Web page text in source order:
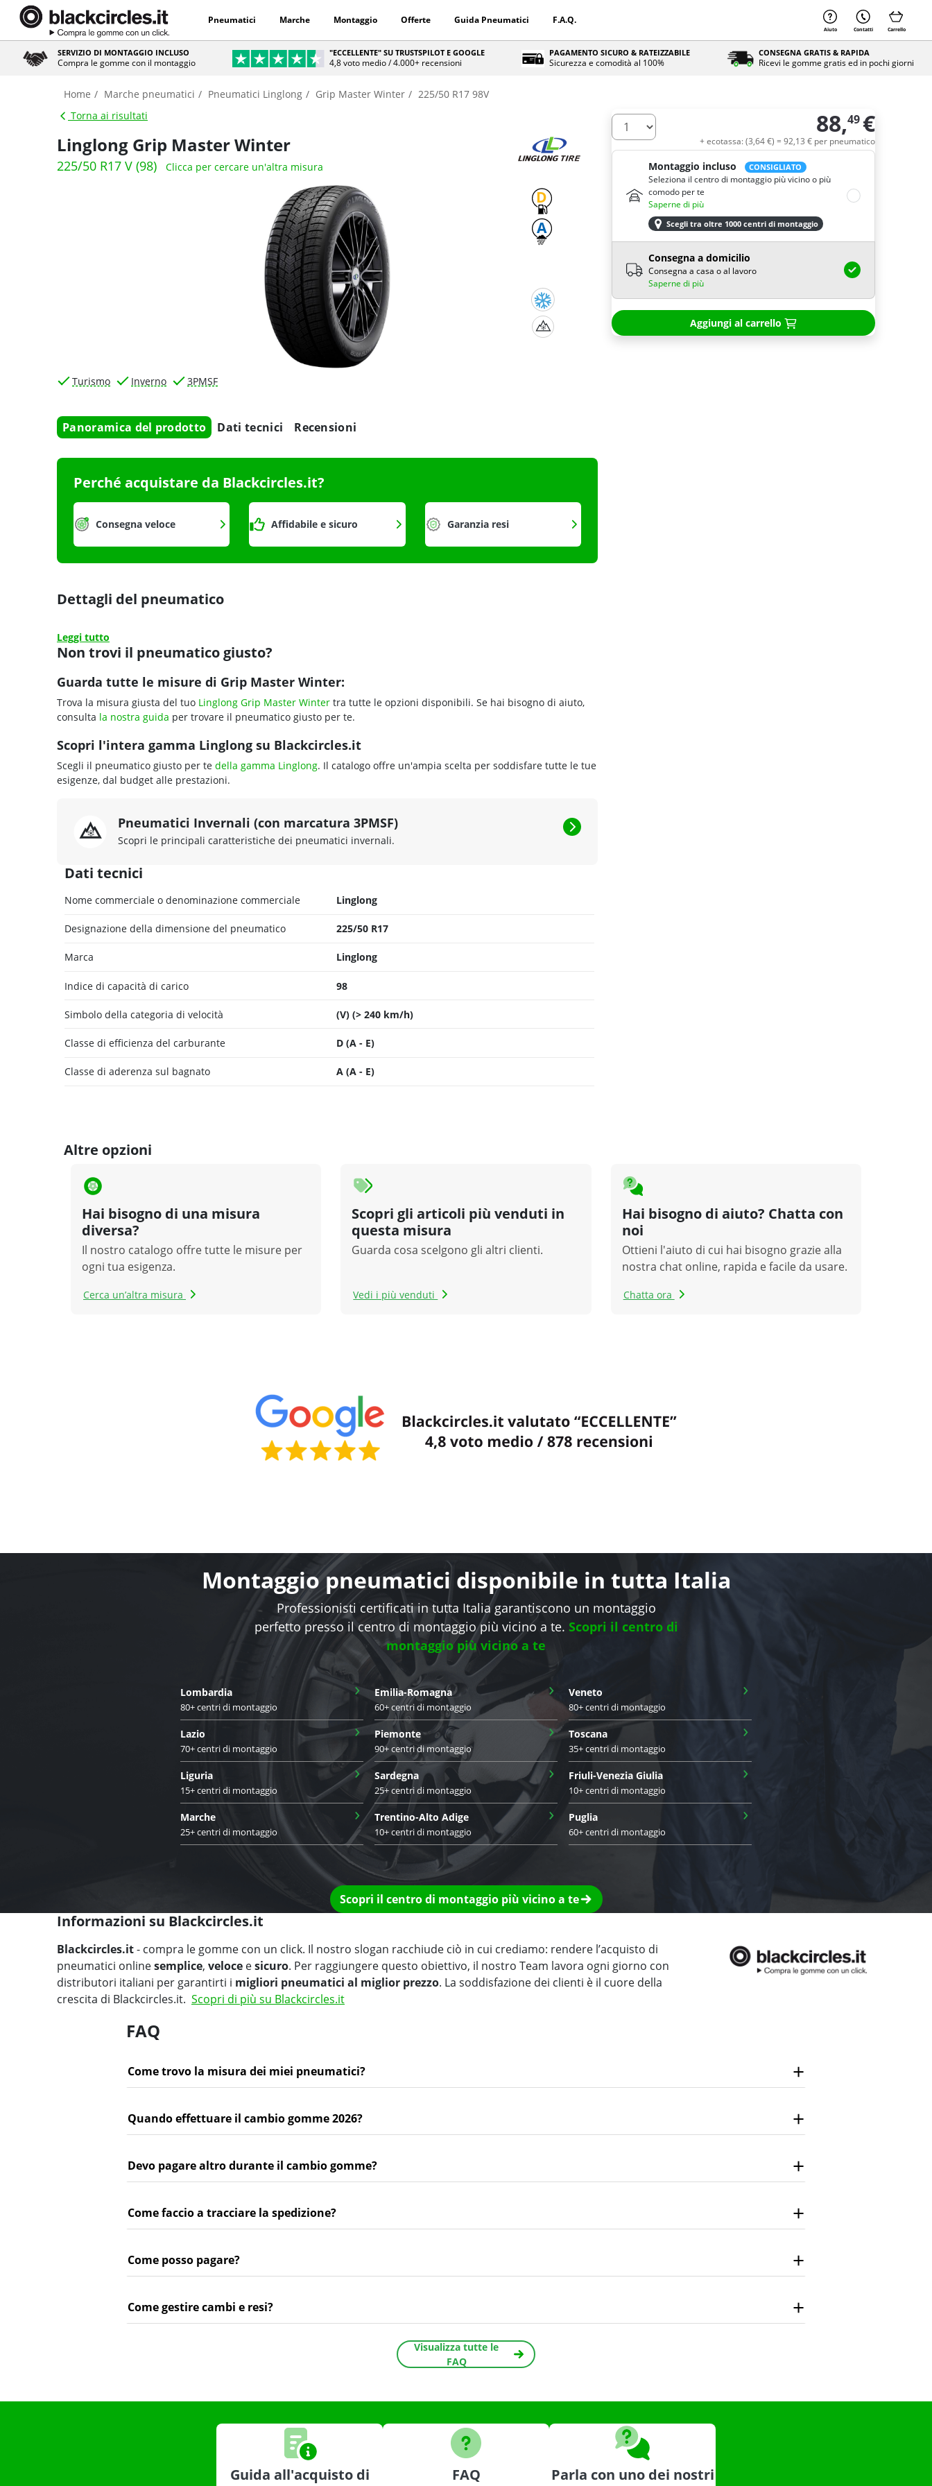
Pneumatici Marche Montaggio Offerte Guida Pneumatici F.A.Q.
Aiuto Contatti Carrello
SERVIZIO DI MONTAGGIO INCLUSO
Compra le gomme con il montaggio
"ECCELLENTE" SU TRUSTSPILOT E GOOGLE
4,8 voto medio / 4.000+ recensioni
PAGAMENTO SICURO & RATEIZZABILE
Sicurezza e comodità al 100%
CONSEGNA GRATIS & RAPIDA
Ricevi le gomme gratis ed in pochi giorni
Home Marche pneumatici Pneumatici Linglong Grip Master Winter
225/50 R17 98V
Torna ai risultati
Linglong Grip Master Winter
225/50 R17 V (98) Clicca per cercare un'altra misura
D
A
Turismo Inverno 3PMSF
Panoramica del prodotto Dati tecnici Recensioni
Perché acquistare da Blackcircles.it?
Consegna veloce Affidabile e sicuro Garanzia resi
Dettagli del pneumatico
Leggi tutto
Non trovi il pneumatico giusto?
Guarda tutte le misure di Grip Master Winter:
Trova la misura giusta del tuo Linglong Grip Master Winter tra tutte le opzioni disponibili. Se hai bisogno di aiuto,
consulta la nostra guida per trovare il pneumatico giusto per te.
Scopri l'intera gamma Linglong su Blackcircles.it
Scegli il pneumatico giusto per te della gamma Linglong. Il catalogo offre un'ampia scelta per soddisfare tutte le tue
esigenze, dal budget alle prestazioni.
Pneumatici Invernali (con marcatura 3PMSF)
Scopri le principali caratteristiche dei pneumatici invernali.
Dati tecnici
Nome commerciale o denominazione commerciale Linglong
Designazione della dimensione del pneumatico 225/50 R17
Marca Linglong
Indice di capacità di carico 98
Simbolo della categoria di velocità (V) (> 240 km/h)
Classe di efficienza del carburante D (A - E)
Classe di aderenza sul bagnato A (A - E)
Quantità 88,49 €
+ ecotassa: (3,64€) = 92,13 € per pneumatico
Montaggio incluso CONSIGLIATO
Seleziona il centro di montaggio più vicino o più
comodo per te
Saperne di più
Scegli tra oltre 1000 centri di montaggio
Consegna a domicilio
Consegna a casa o al lavoro
Saperne di più
Aggiungi al carrello
Altre opzioni
Hai bisogno di una misura
diversa?
Il nostro catalogo offre tutte le misure per
ogni tua esigenza.
Cerca un’altra misura
Scopri gli articoli più venduti in
questa misura
Guarda cosa scelgono gli altri clienti.
Vedi i più venduti
Hai bisogno di aiuto? Chatta con
noi
Ottieni l'aiuto di cui hai bisogno grazie alla
nostra chat online, rapida e facile da usare.
Chatta ora
Montaggio pneumatici disponibile in tutta Italia
Professionisti certificati in tutta Italia garantiscono un montaggio
perfetto presso il centro di montaggio più vicino a te. Scopri il centro di
montaggio più vicino a te
Lombardia
80+ centri di montaggio
› Emilia-Romagna
60+ centri di montaggio
› Veneto
80+ centri di montaggio
›
Lazio
70+ centri di montaggio
› Piemonte
90+ centri di montaggio
› Toscana
35+ centri di montaggio
›
Liguria
15+ centri di montaggio
› Sardegna
25+ centri di montaggio
› Friuli-Venezia Giulia
10+ centri di montaggio
›
Marche
25+ centri di montaggio
› Trentino-Alto Adige
10+ centri di montaggio
› Puglia
60+ centri di montaggio
›
Scopri il centro di montaggio più vicino a te
Informazioni su Blackcircles.it
Blackcircles.it- compra le gomme con un click. Il nostro slogan racchiude ciò in cui crediamo: rendere l’acquisto di
pneumatici onlinesemplice, veloce esicuro. Per raggiungere questo obiettivo, il nostro Team lavora ogni giorno con
distributori italiani per garantirti i migliori pneumatici al miglior prezzo. La soddisfazione dei clienti è il cuore della
crescita di Blackcircles.it. Scopri di più su Blackcircles.it
FAQ
Come trovo la misura dei miei pneumatici?
Quando effettuare il cambio gomme 2026?
Devo pagare altro durante il cambio gomme?
Come faccio a tracciare la spedizione?
Come posso pagare?
Come gestire cambi e resi?
Visualizza tutte le
FAQ
Guida all'acquisto di
FAQ
Parla con uno dei nostri